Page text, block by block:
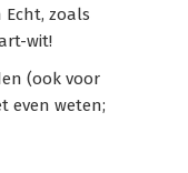
zoals
wit!
(ook voor
even weten;